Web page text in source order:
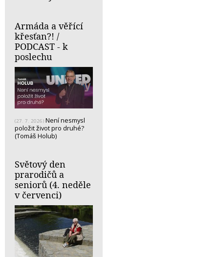
Armáda a věřící
křesťan?! /
PODCAST - k
poslechu
(27. 7. 2026) Není nesmysl
položit život pro druhé?
(Tomáš Holub)
Světový den
prarodičů a
seniorů (4. neděle
v červenci)